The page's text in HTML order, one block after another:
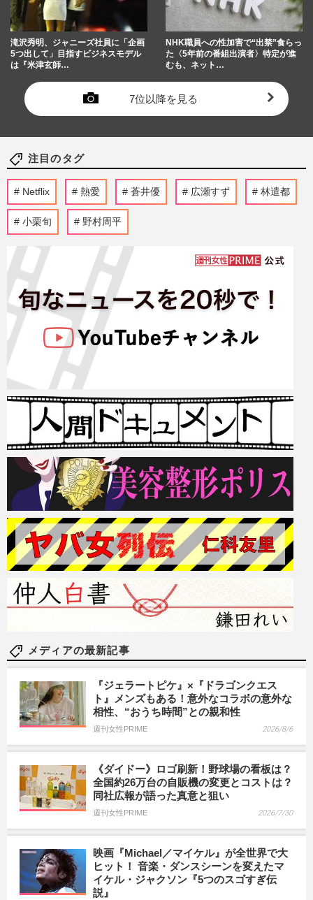
滝沢秀明、ジャニーズ社員に「企画
5つ出して」目指すビジネスモデル
は『米津玄師…
NHK職員への性加害で“出禁”食らっ
た〈5年前の番組出演者〉特定が進
むも、ネット…
7位以降を見る
注目のタグ
Netflix 熱愛 蒼井優 広瀬すず 林遣都
小栗旬 野村周平
メディアの最新記事
『ジェラートピケ』×『ドラゴンクエス
ト』メンズもある！意外なコラボの意外な
相性、“おうち時間”との親和性
週刊女性PRIME 2026/8/6
《ダイドー》ロゴ刷新！野球場の看板は？
全国約26万台の自販機の変更とコストは？
同社広報が語った真意と狙い
週刊女性PRIME 2026/7/30
映画『Michael／マイケル』が全世界で大
ヒット！ 音楽・ダンスシーンを変えたマ
イケル・ジャクソン『5つのスゴすぎ伝
説』